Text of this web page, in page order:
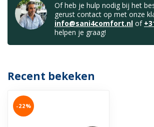
Of heb je hulp nodig bij het
gerust contact op met onze
info@sani4comfort.nl of
helpen je graag!
Recent bekeken
-22%